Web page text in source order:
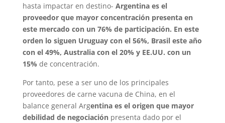
hasta impactar en destino- Argentina es el
proveedor que mayor concentración presenta en
este mercado con un 76% de participación. En este
orden lo siguen Uruguay con el 56%, Brasil este año
con el 49%, Australia con el 20% y EE.UU. con un
15% de concentración.
Por tanto, pese a ser uno de los principales
proveedores de carne vacuna de China, en el
balance general Argentina es el origen que mayor
debilidad de negociaciónpresenta dado por el